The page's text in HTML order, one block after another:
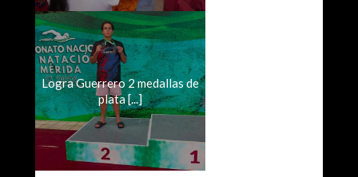
Logra Guerrero 2 medallas de
plata [...]